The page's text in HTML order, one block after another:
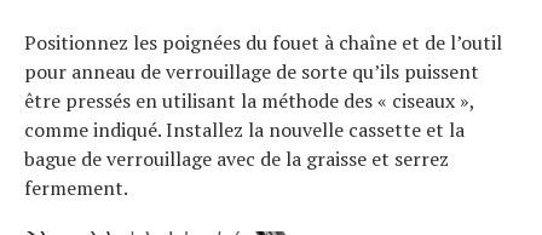
Positionnez les poignées du fouet à chaîne et de l’outil
pour anneau de verrouillage de sorte qu’ils puissent
être pressés en utilisant la méthode des « ciseaux »,
comme indiqué. Installez la nouvelle cassette et la
bague de verrouillage avec de la graisse et serrez
fermement.